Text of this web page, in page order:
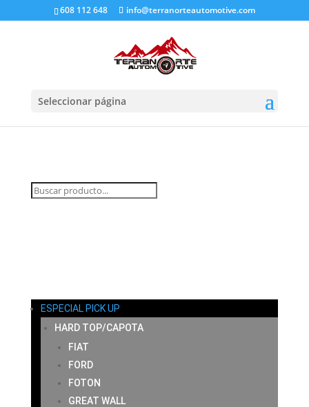
608 112 648 info@terranorteautomotive.com
Seleccionar página
INICIO
ESPECIAL PICK UP
HARD TOP/CAPOTA
FIAT
FORD
FOTON
GREAT WALL